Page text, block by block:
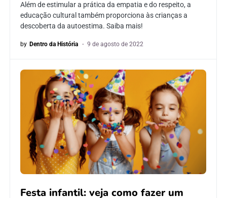
Além de estimular a prática da empatia e do respeito, a
educação cultural também proporciona às crianças a
descoberta da autoestima. Saiba mais!
by Dentro da História 9 de agosto de 2022
Festa infantil: veja como fazer um